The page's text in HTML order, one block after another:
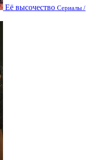
Её высочество Сериалы /